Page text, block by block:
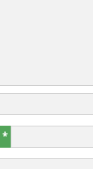
*